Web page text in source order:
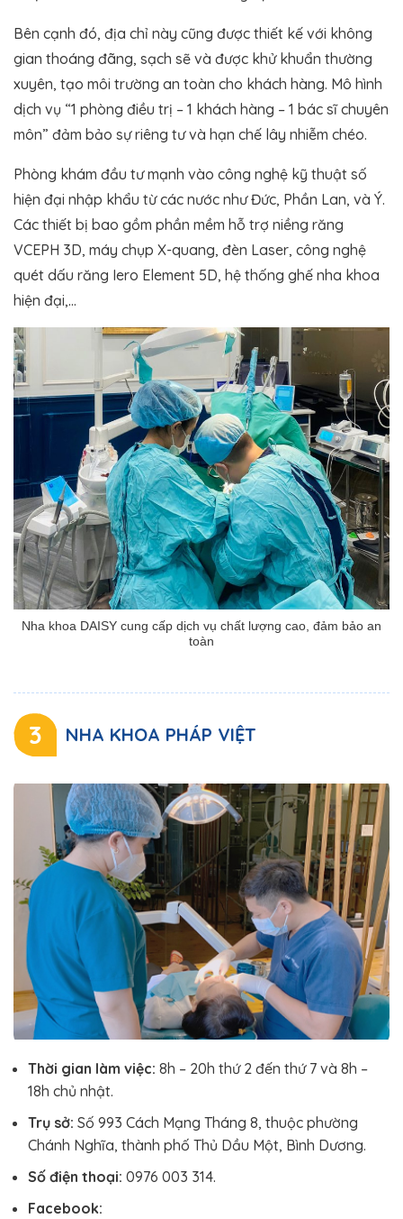
Bên cạnh đó, địa chỉ này cũng được thiết kế với không
gian thoáng đãng, sạch sẽ và được khử khuẩn thường
xuyên, tạo môi trường an toàn cho khách hàng. Mô hình
dịch vụ “1 phòng điều trị – 1 khách hàng – 1 bác sĩ chuyên
môn” đảm bảo sự riêng tư và hạn chế lây nhiễm chéo.
Phòng khám đầu tư mạnh vào công nghệ kỹ thuật số
hiện đại nhập khẩu từ các nước như Đức, Phần Lan, và Ý.
Các thiết bị bao gồm phần mềm hỗ trợ niềng răng
VCEPH 3D, máy chụp X-quang, đèn Laser, công nghệ
quét dấu răng Iero Element 5D, hệ thống ghế nha khoa
hiện đại,…
Nha khoa DAISY cung cấp dịch vụ chất lượng cao, đảm bảo an
toàn
3 NHA KHOA PHÁP VIỆT
Thời gian làm việc: 8h – 20h thứ 2 đến thứ 7 và 8h –
18h chủ nhật.
Trụ sở: Số 993 Cách Mạng Tháng 8, thuộc phường
Chánh Nghĩa, thành phố Thủ Dầu Một, Bình Dương.
Số điện thoại: 0976 003 314.
Facebook: